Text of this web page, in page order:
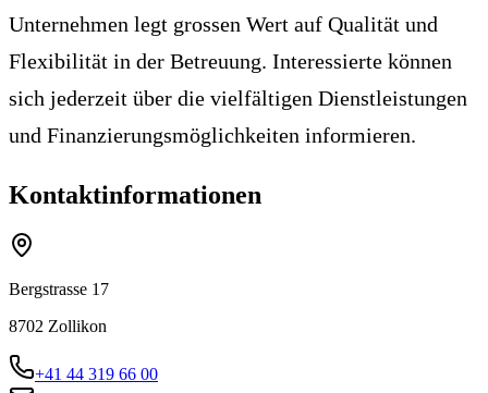
Unternehmen legt grossen Wert auf Qualität und
Flexibilität in der Betreuung. Interessierte können
sich jederzeit über die vielfältigen Dienstleistungen
und Finanzierungsmöglichkeiten informieren.
Kontaktinformationen
Bergstrasse 17
8702 Zollikon
+41 44 319 66 00